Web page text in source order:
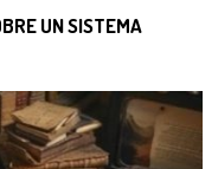
UN SISTEMA